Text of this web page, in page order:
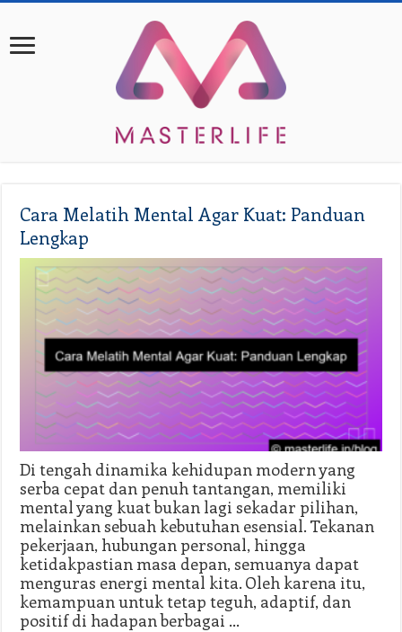
Cara Melatih Mental Agar Kuat: Panduan
Lengkap
Di tengah dinamika kehidupan modern yang
serba cepat dan penuh tantangan, memiliki
mental yang kuat bukan lagi sekadar pilihan,
melainkan sebuah kebutuhan esensial. Tekanan
pekerjaan, hubungan personal, hingga
ketidakpastian masa depan, semuanya dapat
menguras energi mental kita. Oleh karena itu,
kemampuan untuk tetap teguh, adaptif, dan
positif di hadapan berbagai …